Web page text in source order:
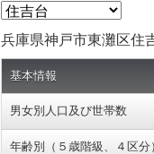
兵庫県神戸市東灘区住
基本情報
男女別人口及び世帯数
年齢別（５歳階級、４区分